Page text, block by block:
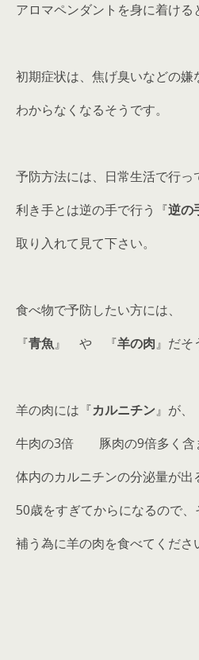
アロマペンダントを身に着ける
初期症状は、焦げ臭いなどの嫌
わからなくなるそうです。
予防方法には、日常生活で行っ
利き手とは逆の手で行う『逆の
取り入れて見て下さい。
食べ物で予防したい方には、
『青魚』 や 『羊の肉』だそ
羊の肉には『カルニチン』が、
牛肉の3倍 豚肉の9倍多く含
体内のカルニチンの分泌量が出
50歳をすぎてからになるので、
補う為に羊の肉を食べてくださ